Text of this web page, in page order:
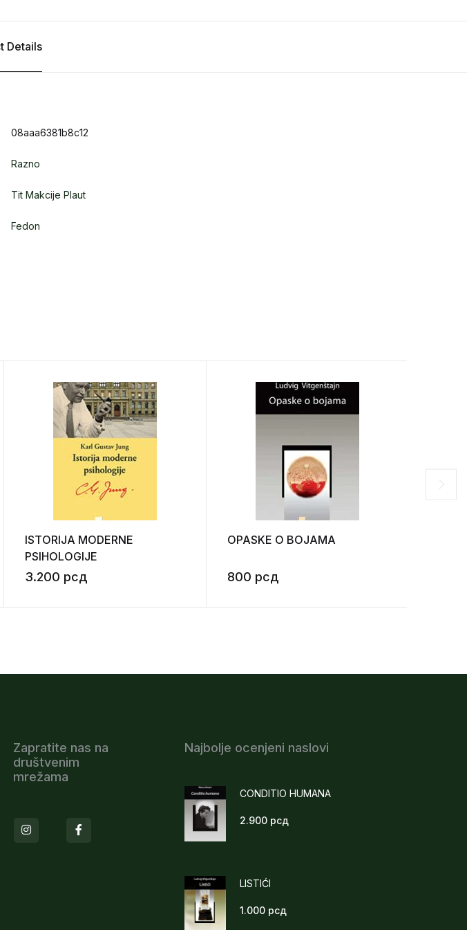
Details
08aaa6381b8c12
Razno
Tit Makcije Plaut
Fedon
ISTORIJA MODERNE
PSIHOLOGIJE
3.200 рсд
OPASKE O BOJAMA
800 рсд
Zapratite nas na
društvenim
mrežama
Instagram
Najbolje ocenjeni naslovi
CONDITIO HUMANA
2.900 рсд
LISTIĆI
1.000 рсд